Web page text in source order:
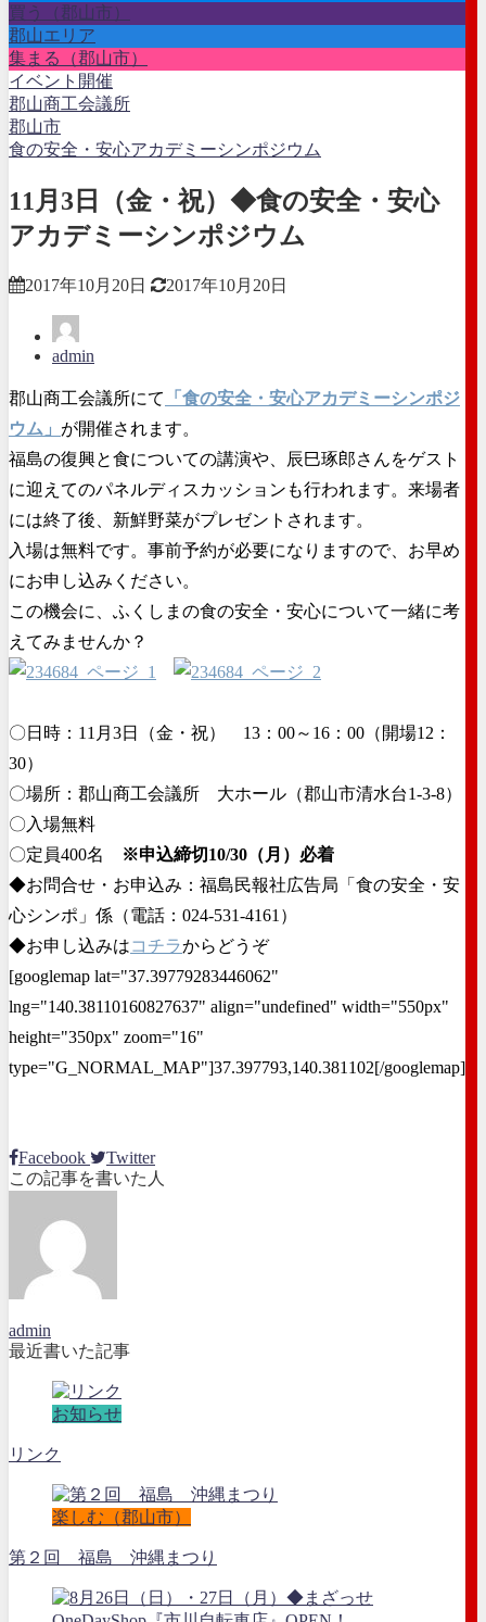
買う（郡山市）
郡山エリア
集まる（郡山市）
イベント開催
郡山商工会議所
郡山市
食の安全・安心アカデミーシンポジウム
11月3日（金・祝）◆食の安全・安心
アカデミーシンポジウム
2017年10月20日 2017年10月20日
admin
郡山商工会議所にて
「食の安全・安心アカデミーシンポジ
ウム」 が開催されます。
福島の復興と食についての講演や、辰巳琢郎さんをゲスト
に迎えてのパネルディスカッションも行われます。来場者
には終了後、新鮮野菜がプレゼントされます。
入場は無料です。事前予約が必要になりますので、お早め
にお申し込みください。
この機会に、ふくしまの食の安全・安心について一緒に考
えてみませんか？
〇日時：11月3日（金・祝） 13：00～16：00（開場12：
30）
〇場所：郡山商工会議所 大ホール（郡山市清水台1-3-8）
〇入場無料
〇定員400名
※申込締切10/30（月）必着
◆お問合せ・お申込み：福島民報社広告局「食の安全・安
心シンポ」係（電話：024-531-4161）
◆お申し込みはコチラからどうぞ
[googlemap lat="37.39779283446062"
lng="140.38110160827637" align="undefined" width="550px"
height="350px" zoom="16"
type="G_NORMAL_MAP"]37.397793,140.381102[/googlemap]
Facebook
Twitter
この記事を書いた人
admin
最近書いた記事
お知らせ
リンク
楽しむ（郡山市）
第２回 福島 沖縄まつり